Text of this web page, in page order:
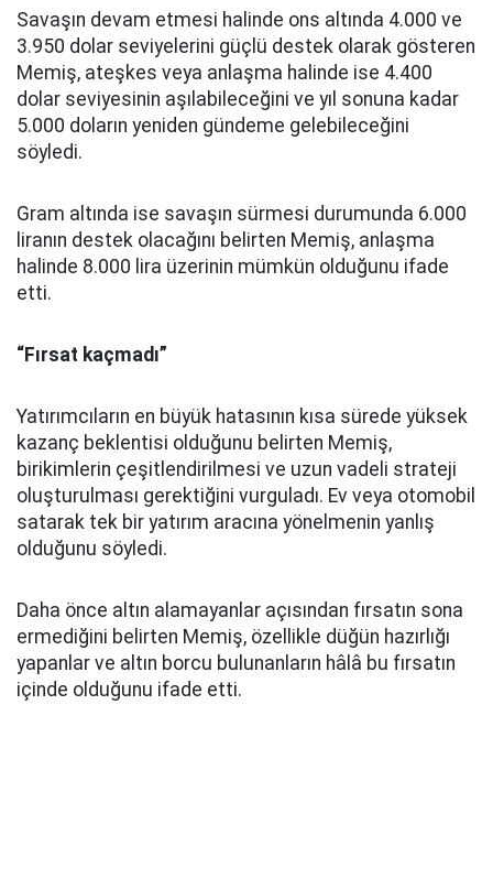
Savaşın devam etmesi halinde ons altında 4.000 ve
3.950 dolar seviyelerini güçlü destek olarak gösteren
Memiş, ateşkes veya anlaşma halinde ise 4.400
dolar seviyesinin aşılabileceğini ve yıl sonuna kadar
5.000 doların yeniden gündeme gelebileceğini
söyledi.
Gram altında ise savaşın sürmesi durumunda 6.000
liranın destek olacağını belirten Memiş, anlaşma
halinde 8.000 lira üzerinin mümkün olduğunu ifade
etti.
“Fırsat kaçmadı”
Yatırımcıların en büyük hatasının kısa sürede yüksek
kazanç beklentisi olduğunu belirten Memiş,
birikimlerin çeşitlendirilmesi ve uzun vadeli strateji
oluşturulması gerektiğini vurguladı. Ev veya otomobil
satarak tek bir yatırım aracına yönelmenin yanlış
olduğunu söyledi.
Daha önce altın alamayanlar açısından fırsatın sona
ermediğini belirten Memiş, özellikle düğün hazırlığı
yapanlar ve altın borcu bulunanların hâlâ bu fırsatın
içinde olduğunu ifade etti.